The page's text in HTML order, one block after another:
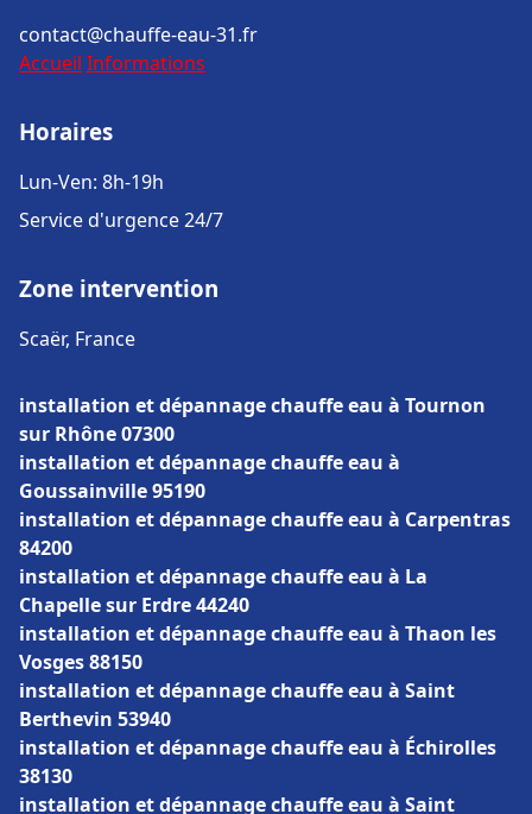
contact@chauffe-eau-31.fr
Accueil Informations
Horaires
Lun-Ven: 8h-19h
Service d'urgence 24/7
Zone intervention
Scaër, France
installation et dépannage chauffe eau à Tournon
sur Rhône 07300
installation et dépannage chauffe eau à
Goussainville 95190
installation et dépannage chauffe eau à Carpentras
84200
installation et dépannage chauffe eau à La
Chapelle sur Erdre 44240
installation et dépannage chauffe eau à Thaon les
Vosges 88150
installation et dépannage chauffe eau à Saint
Berthevin 53940
installation et dépannage chauffe eau à Échirolles
38130
installation et dépannage chauffe eau à Saint